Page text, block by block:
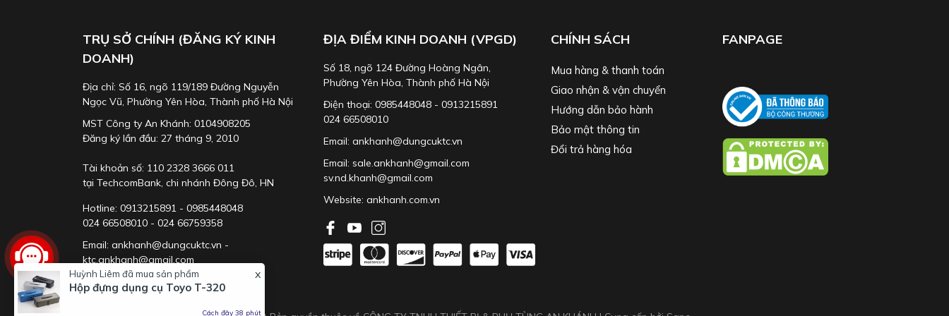
TRỤ SỞ CHÍNH (ĐĂNG KÝ KINH
DOANH)
Địa chỉ: Số 16, ngõ 119/189 Đường Nguyễn
Ngọc Vũ, Phường Yên Hòa, Thành phố Hà Nội
MST Công ty An Khánh: 0104908205
Đăng ký lần đầu: 27 tháng 9, 2010
Tài khoản số: 110 2328 3666 011
tại TechcomBank, chi nhánh Đông Đô, HN
Hotline: 0913215891 - 0985448048
024 66508010 - 024 66759358
Email: ankhanh@dungcuktc.vn -
ktc.ankhanh@gmail.com
ĐỊA ĐIỂM KINH DOANH (VPGD)
Số 18, ngõ 124 Đường Hoàng Ngân,
Phường Yên Hòa, Thành phố Hà Nội
Điện thoại: 0985448048 - 0913215891
024 66508010
Email: ankhanh@dungcuktc.vn
Email: sale.ankhanh@gmail.com
sv.nd.khanh@gmail.com
Website:ankhanh.com.vn
CHÍNH SÁCH
Mua hàng & thanh toán
Giao nhận & vận chuyển
Hướng dẫn bảo hành
Bảo mật thông tin
Đổi trả hàng hóa
FANPAGE
x
Huỳnh Liêm đã mua sản phẩm
Hộp đựng dụng cụ Toyo T-320
Cách đây 38 phút